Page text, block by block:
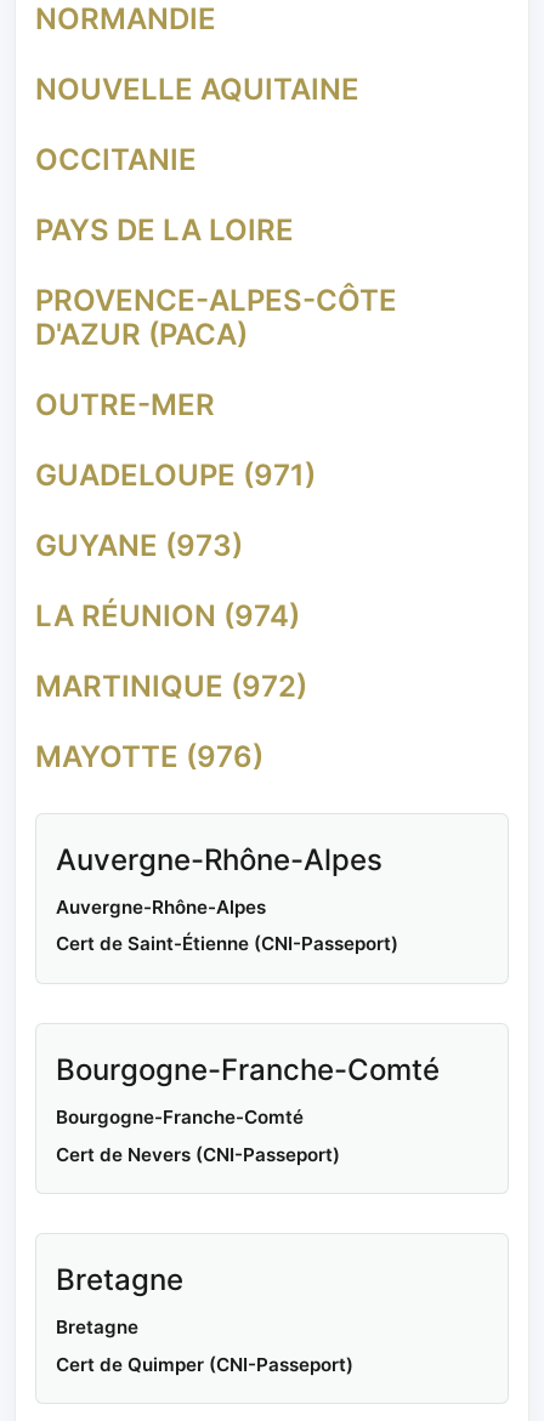
NORMANDIE
NOUVELLE AQUITAINE
OCCITANIE
PAYS DE LA LOIRE
PROVENCE-ALPES-CÔTE
D'AZUR (PACA)
OUTRE-MER
GUADELOUPE (971)
GUYANE (973)
LA RÉUNION (974)
MARTINIQUE (972)
MAYOTTE (976)
Auvergne-Rhône-Alpes
Auvergne-Rhône-Alpes
Cert de Saint-Étienne (CNI-Passeport)
Bourgogne-Franche-Comté
Bourgogne-Franche-Comté
Cert de Nevers (CNI-Passeport)
Bretagne
Bretagne
Cert de Quimper (CNI-Passeport)